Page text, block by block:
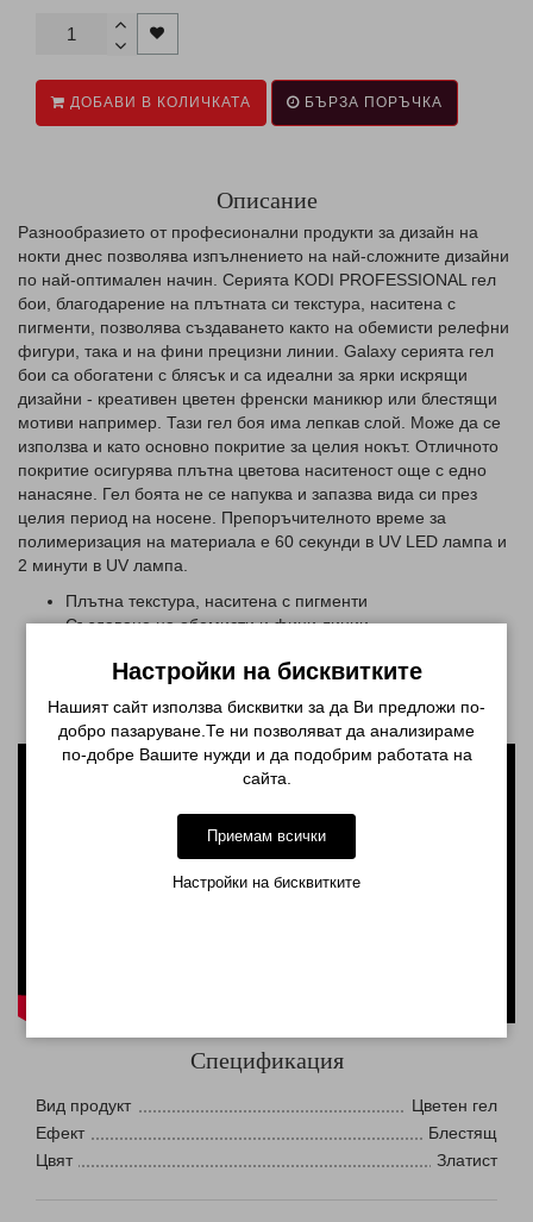
ДОБАВИ В КОЛИЧКАТА БЪРЗА ПОРЪЧКА
Описание
Разнообразието от професионални продукти за дизайн на
нокти днес позволява изпълнението на най-сложните дизайни
по най-оптимален начин. Серията KODI PROFESSIONAL гел
бои, благодарение на плътната си текстура, наситена с
пигменти, позволява създаването както на обемисти релефни
фигури, така и на фини прецизни линии. Galaxy серията гел
бои са обогатени с блясък и са идеални за ярки искрящи
дизайни - креативен цветен френски маникюр или блестящи
мотиви например. Тази гел боя има лепкав слой. Може да се
използва и като основно покритие за целия нокът. Отличното
покритие осигурява плътна цветова наситеност още с едно
нанасяне. Гел боята не се напуква и запазва вида си през
целия период на носене. Препоръчителното време за
полимеризация на материала е 60 секунди в UV LED лампа и
2 минути в UV лампа.
Плътна текстура, наситена с пигменти
Създаване на обемисти и фини линии
Отлично покритие с едно нанасяне
Спецификация
Вид продукт
Цветен гел
Ефект
Блестящ
Цвят
Златист
Настройки на бисквитките
Нашият сайт използва бисквитки за да Ви предложи по-
добро пазаруване.Те ни позволяват да анализираме
по-добре Вашите нужди и да подобрим работата на
сайта.
Приемам всички
Настройки на бисквитките